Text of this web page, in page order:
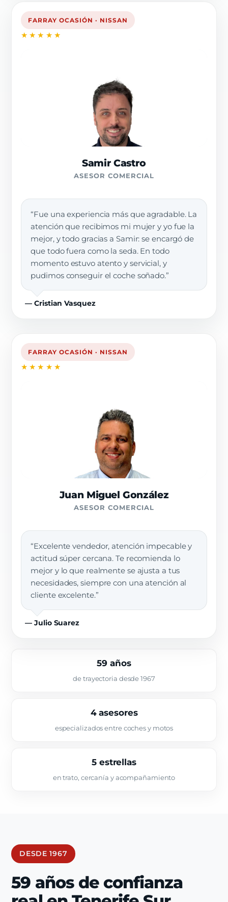
FARRAY OCASIÓN · NISSAN
★★★★★
Samir Castro
ASESOR COMERCIAL
“Fue una experiencia más que agradable. La
atención que recibimos mi mujer y yo fue la
mejor, y todo gracias a Samir: se encargó de
que todo fuera como la seda. En todo
momento estuvo atento y servicial, y
pudimos conseguir el coche soñado.”
— Cristian Vasquez
FARRAY OCASIÓN · NISSAN
★★★★★
Juan Miguel González
ASESOR COMERCIAL
“Excelente vendedor, atención impecable y
actitud súper cercana. Te recomienda lo
mejor y lo que realmente se ajusta a tus
necesidades, siempre con una atención al
cliente excelente.”
— Julio Suarez
59 años
de trayectoria desde 1967
4 asesores
especializados entre coches y motos
5 estrellas
en trato, cercanía y acompañamiento
DESDE 1967
59 años de confianza